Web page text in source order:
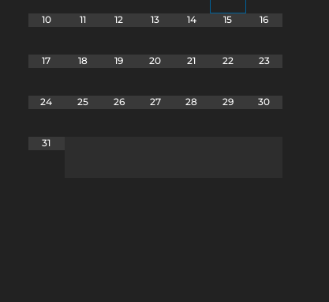
10 11 12 13 14 15 16
17 18 19 20 21 22 23
24 25 26 27 28 29 30
31